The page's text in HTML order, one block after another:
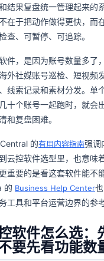
结果复盘统一管理起来的
在于把动作做得更快，而
查、可暂停、可追踪。
件，是因为账号数量多了
外社媒账号巡检、短视频
线索记录和素材分发。单
十个账号一起跑时，就会
和复盘困难。
的有用内容指南强调
云控软件选型里，也意味
重要的是看这套软件能不
的 Business Help Center
工具和平台运营边界的参考
软件怎么选：
要先看功能数